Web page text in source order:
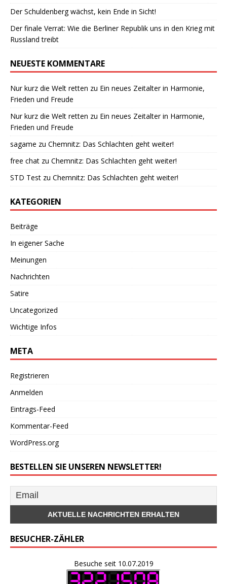
Der Schuldenberg wächst, kein Ende in Sicht!
Der finale Verrat: Wie die Berliner Republik uns in den Krieg mit
Russland treibt
NEUESTE KOMMENTARE
Nur kurz die Welt retten zu Ein neues Zeitalter in Harmonie,
Frieden und Freude
Nur kurz die Welt retten zu Ein neues Zeitalter in Harmonie,
Frieden und Freude
sagame zu Chemnitz: Das Schlachten geht weiter!
free chat zu Chemnitz: Das Schlachten geht weiter!
STD Test zu Chemnitz: Das Schlachten geht weiter!
KATEGORIEN
Beiträge
In eigener Sache
Meinungen
Nachrichten
Satire
Uncategorized
Wichtige Infos
META
Registrieren
Anmelden
Eintrags-Feed
Kommentar-Feed
WordPress.org
BESTELLEN SIE UNSEREN NEWSLETTER!
BESUCHER-ZÄHLER
Besuche seit 10.07.2019